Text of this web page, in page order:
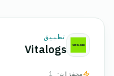
تطبيق
Vitalogs
محفزات· 1